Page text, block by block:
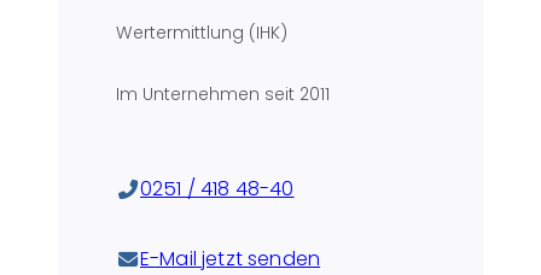
Wertermittlung (IHK)
Im Unternehmen seit 2011
0251 / 418 48-40
E-Mail jetzt senden